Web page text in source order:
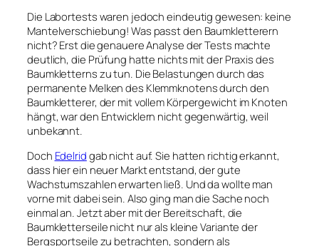
Die Labortests waren jedoch eindeutig gewesen: keine
Mantelverschiebung! Was passt den Baumkletterern
nicht? Erst die genauere Analyse der Tests machte
deutlich, die Prüfung hatte nichts mit der Praxis des
Baumkletterns zu tun. Die Belastungen durch das
permanente Melken des Klemmknotens durch den
Baumkletterer, der mit vollem Körpergewicht im Knoten
hängt, war den Entwicklern nicht gegenwärtig, weil
unbekannt.
Doch Edelrid gab nicht auf. Sie hatten richtig erkannt,
dass hier ein neuer Markt entstand, der gute
Wachstumszahlen erwarten ließ. Und da wollte man
vorne mit dabei sein. Also ging man die Sache noch
einmal an. Jetzt aber mit der Bereitschaft, die
Baumkletterseile nicht nur als kleine Variante der
Bergsportseile zu betrachten, sondern als